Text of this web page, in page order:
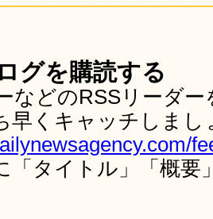
グを購読する
などのRSSリーダ
早くキャッチしま
「タイトル」「概要